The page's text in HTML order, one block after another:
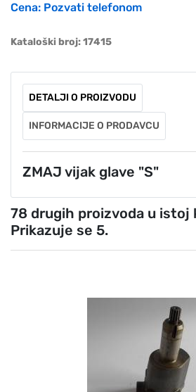
Cena: Pozvati telefonom
Kataloški broj: 17415
DETALJI O PROIZVODU
INFORMACIJE O PRODAVCU
ZMAJ vijak glave "S"
78 drugih proizvoda u istoj
Prikazuje se 5.